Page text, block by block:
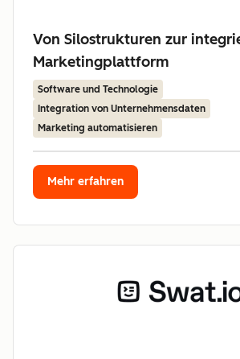
Von Silostrukturen zur
Marketingplattform
Software und Technologie
Integration von Unternehmensdaten
Marketing automatisieren
Mehr erfahren